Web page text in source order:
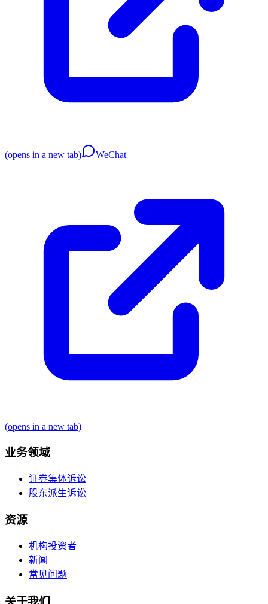
(opens in a new tab) WeChat
(opens in a new tab)
业务领域
证券集体诉讼
股东派生诉讼
资源
机构投资者
新闻
常见问题
关于我们